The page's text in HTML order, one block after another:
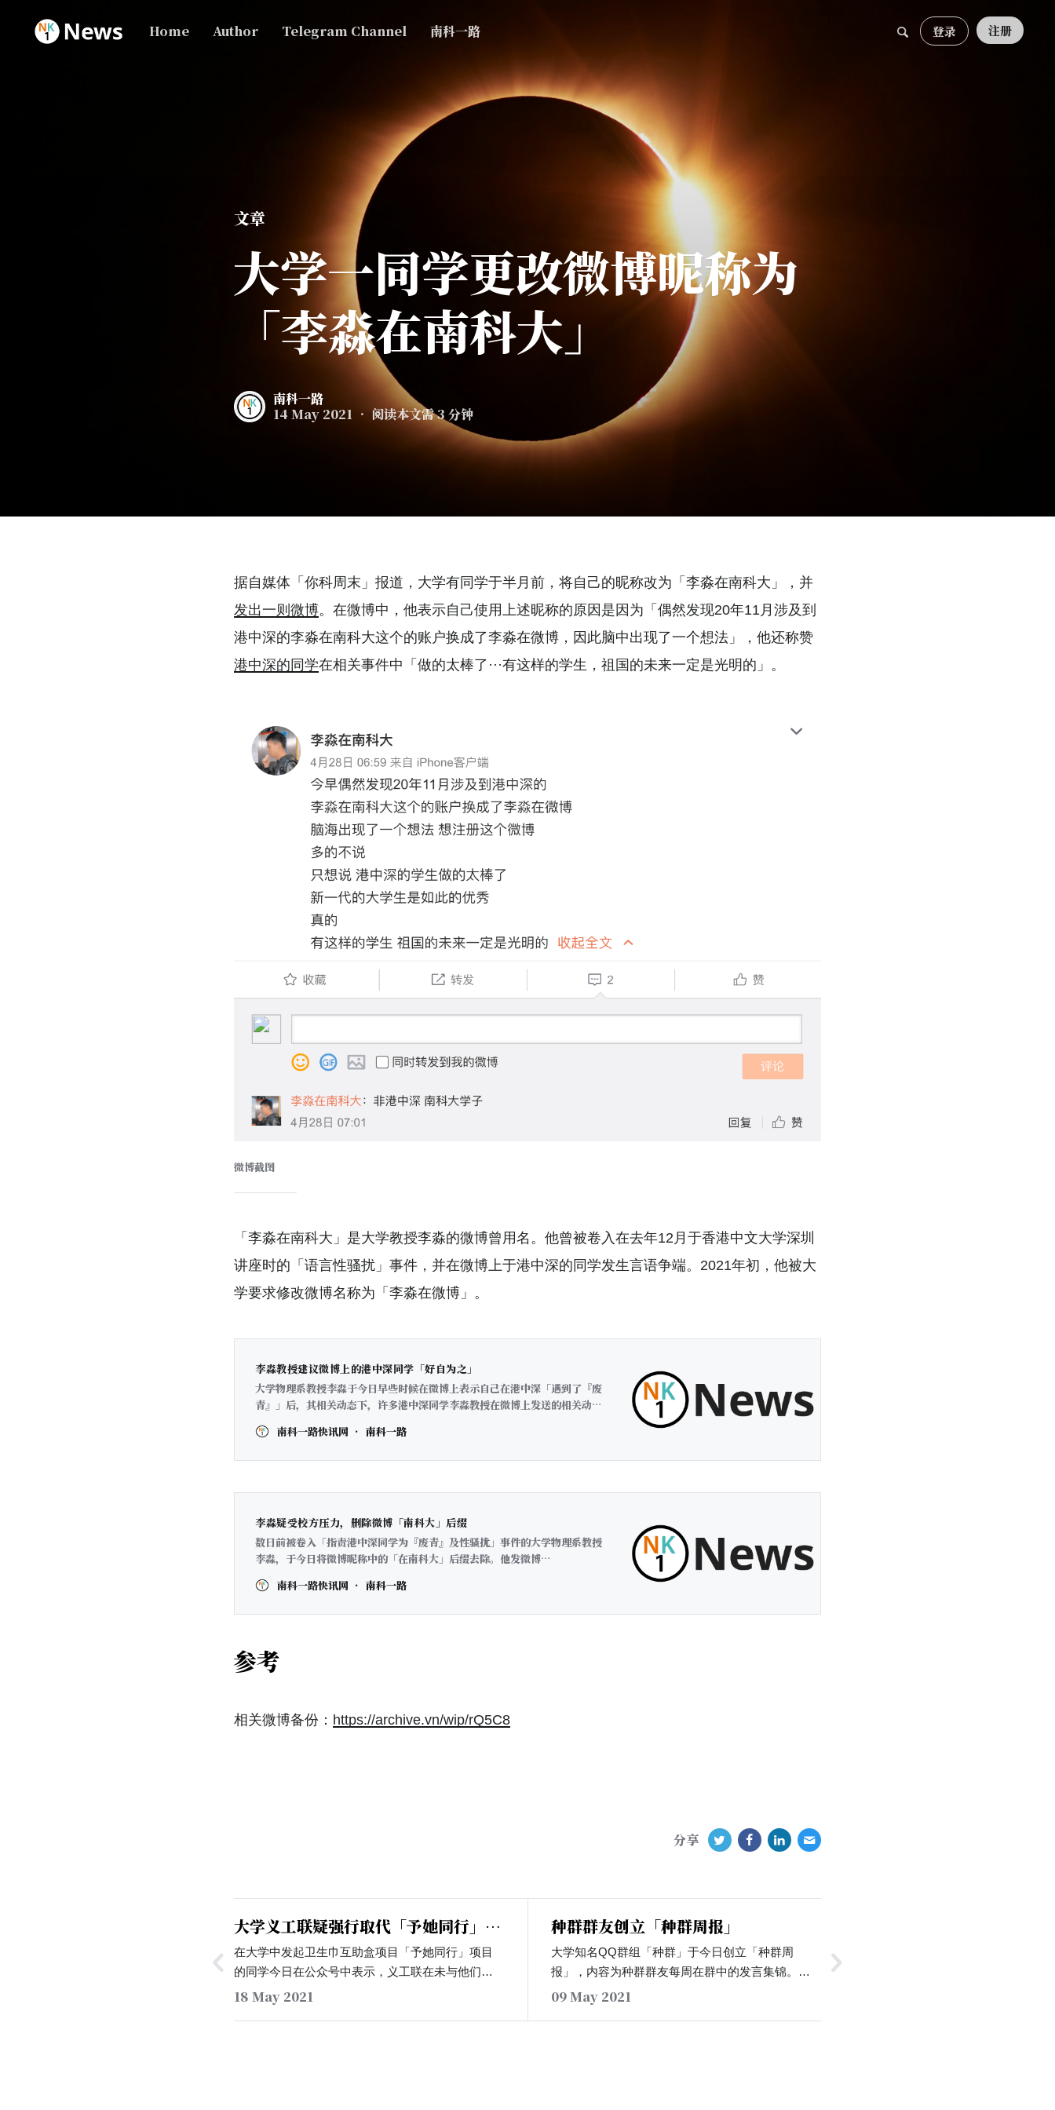
Home Author Telegram Channel 南科一路 登录 注册
文章
大学一同学更改微博昵称为
「李淼在南科大」
南科一路
14 May 2021 • 阅读本文需 3 分钟
据自媒体「你科周末」报道，大学有同学于半月前，将自己的昵称改为「李淼在南科大」，并
发出一则微博。在微博中，他表示自己使用上述昵称的原因是因为「偶然发现20年11月涉及到
港中深的李淼在南科大这个的账户换成了李淼在微博，因此脑中出现了一个想法」，他还称赞
港中深的同学在相关事件中「做的太棒了···有这样的学生，祖国的未来一定是光明的」。
微博截图
「李淼在南科大」是大学教授李淼的微博曾用名。他曾被卷入在去年12月于香港中文大学深圳
讲座时的「语言性骚扰」事件，并在微博上于港中深的同学发生言语争端。2021年初，他被大
学要求修改微博名称为「李淼在微博」。
李淼教授建议微博上的港中深同学「好自为之」
大学物理系教授李淼于今日早些时候在微博上表示自己在港中深「遇到了『废
青』」后，其相关动态下，许多港中深同学李淼教授在微博上发送的相关动态
到教授再到学生，都支持一国两制，坚决拥护一个中国；李淼教授作为拥有百
南科一路快讯网 南科一路
李淼疑受校方压力，删除微博「南科大」后缀
数日前被卷入「指责港中深同学为『废青』及性骚扰」事件的大学物理系教授
李淼，于今日将微博昵称中的「在南科大」后缀去除。他发微博
「在南科大」的后缀的。他还于微博上抱怨，「我想知道这是哪里来的意见？
南科一路快讯网 南科一路
参考
相关微博备份： https://archive.vn/wip/rQ5C8
分享
大学义工联疑强行取代「予她同行」卫
生巾互助盒项目
在大学中发起卫生巾互助盒项目「予她同行」项目
的同学今日在公众号中表示，义工联在未与他们达
成一致的情况下，突然开始在校内运营类似的卫生
18 May 2021
种群群友创立「种群周报」
大学知名QQ群组「种群」于今日创立「种群周
报」，内容为种群群友每周在群中的发言集锦。在
本周的「种群周报」中，周报编辑提到了印度疫
09 May 2021